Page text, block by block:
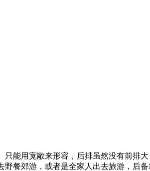
能用宽敞来形容，后排虽然没有前排
餐郊游，或者是全家人出去旅游，后备